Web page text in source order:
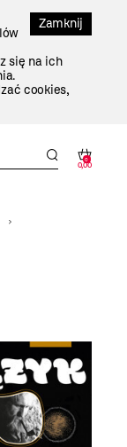
Zamknij
się na ich
cookies,
0
0,00